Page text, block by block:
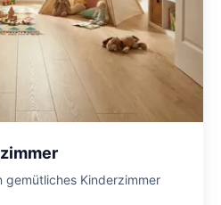
gemütliches Kinderzimmer